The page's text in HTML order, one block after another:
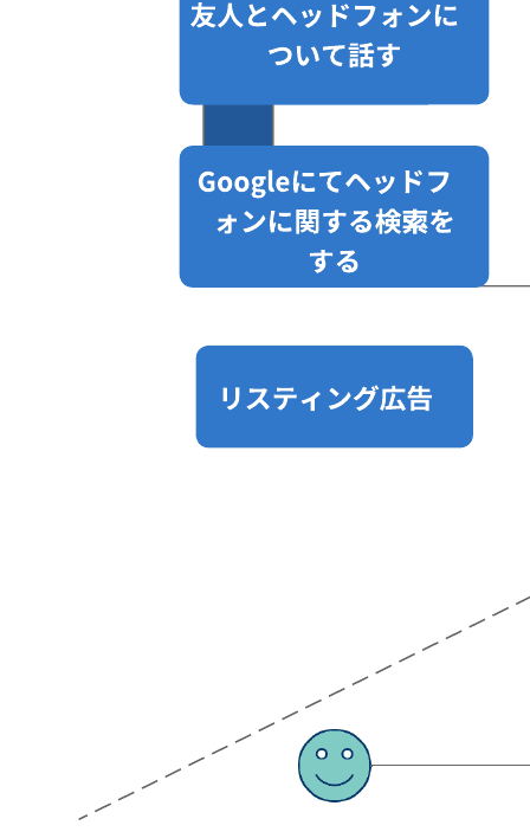
カスタマージャーニーは、顧客の感情や思考、行動の変化を
見える化させたワークフレームのことを表します。カスタマ